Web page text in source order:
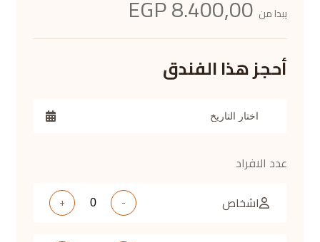
يبدا من
أحجز هذا الفندق
عدد الافراد
اشخاص
-
+